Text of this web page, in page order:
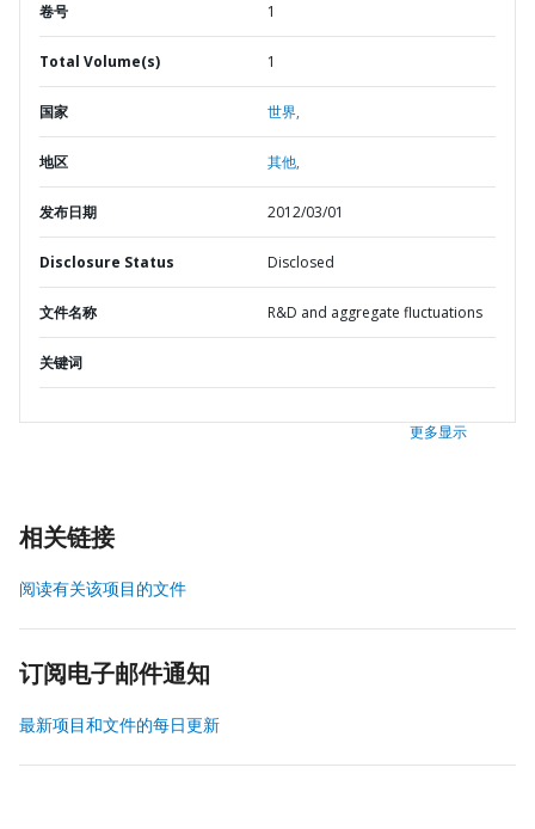
卷号 1
Total Volume(s) 1
国家 世界,
地区 其他,
发布日期 2012/03/01
Disclosure Status Disclosed
文件名称 R&D and aggregate fluctuations
关键词
更多显示
相关链接
阅读有关该项目的文件
订阅电子邮件通知
最新项目和文件的每日更新